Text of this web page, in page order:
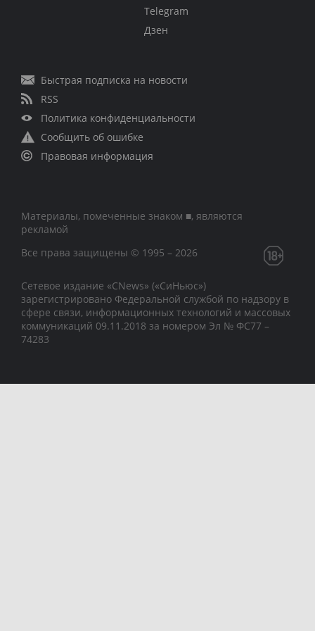
Telegram
Дзен
Быстрая подписка на новости
RSS
Политика конфиденциальности
Сообщить об ошибке
Правовая информация
Материалы, помеченные знаком ■, являются
рекламой
Все права защищены © 1995 – 2026
Сетевое издание «CNews» («СиНьюс»)
зарегистрировано Федеральной службой по надзору в
сфере связи, информационных технологий и массовых
коммуникаций 09.11.2018 за номером Эл № ФС77 –
74283